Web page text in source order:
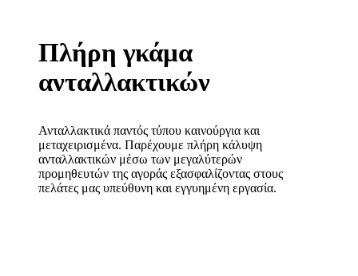
Πλήρη γκάμα
ανταλλακτικών
Ανταλλακτικά παντός τύπου καινούργια και
μεταχειρισμένα. Παρέχουμε πλήρη κάλυψη
ανταλλακτικών μέσω των μεγαλύτερών
προμηθευτών της αγοράς εξασφαλίζοντας στους
πελάτες μας υπεύθυνη και εγγυημένη εργασία.